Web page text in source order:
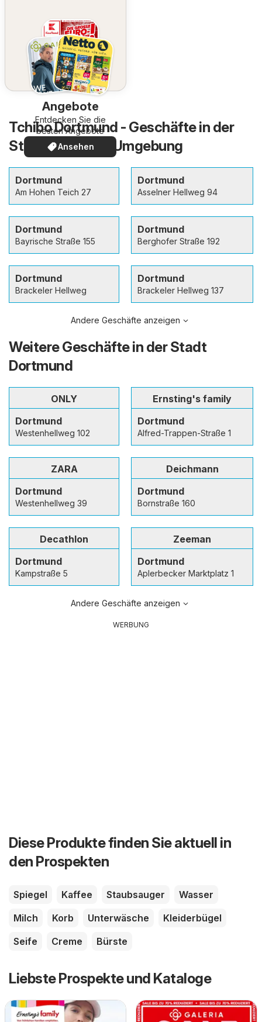
Angebote
Entdecken Sie die
besten Angebote
Ansehen
Tchibo Dortmund - Geschäfte in der
Stadt und in der Umgebung
Dortmund
Am Hohen Teich 27
Dortmund
Asselner Hellweg 94
Dortmund
Bayrische Straße 155
Dortmund
Berghofer Straße 192
Dortmund
Brackeler Hellweg
Dortmund
Brackeler Hellweg 137
Andere Geschäfte anzeigen
Weitere Geschäfte in der Stadt
Dortmund
ONLY
Dortmund
Westenhellweg 102
Ernsting's family
Dortmund
Alfred-Trappen-Straße 1
ZARA
Dortmund
Westenhellweg 39
Deichmann
Dortmund
Bornstraße 160
Decathlon
Dortmund
Kampstraße 5
Zeeman
Dortmund
Aplerbecker Marktplatz 1
Andere Geschäfte anzeigen
WERBUNG
Diese Produkte finden Sie aktuell in
den Prospekten
Spiegel Kaffee Staubsauger
Wasser
Milch
Korb Unterwäsche
Kleiderbügel
Seife
Creme Bürste
Liebste Prospekte und Kataloge